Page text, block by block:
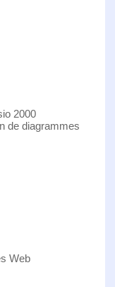
2000
de diagrammes
Web